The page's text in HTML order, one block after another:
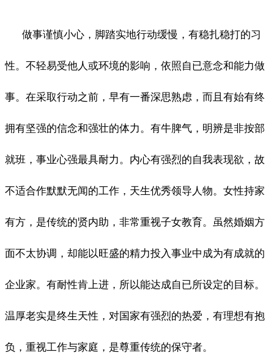
做事谨慎小心，脚踏实地行动缓慢，有稳扎稳打的习
性。不轻易受他人或环境的影响，依照自已意念和能力做
事。在采取行动之前，早有一番深思熟虑，而且有始有终
拥有坚强的信念和强壮的体力。有牛脾气，明辨是非按部
就班，事业心强最具耐力。内心有强烈的自我表现欲，故
不适合作默默无闻的工作，天生优秀领导人物。女性持家
有方，是传统的贤内助，非常重视子女教育。虽然婚姻方
面不太协调，却能以旺盛的精力投入事业中成为有成就的
企业家。有耐性肯上进，所以能达成自已所设定的目标。
温厚老实是终生天性，对国家有强烈的热爱，有理想有抱
负，重视工作与家庭，是尊重传统的保守者。